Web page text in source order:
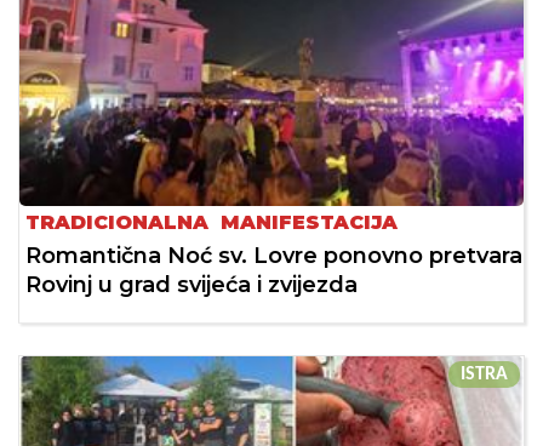
TRADICIONALNA MANIFESTACIJA
Romantična Noć sv. Lovre ponovno pretvara
Rovinj u grad svijeća i zvijezda
ISTRA